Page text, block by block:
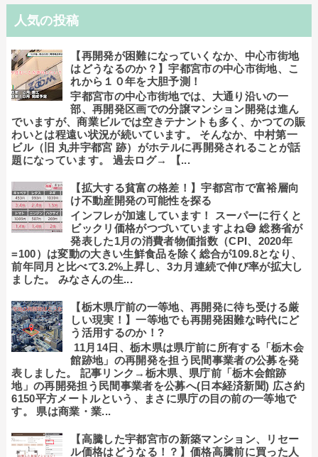
人気の投稿
【再開発が困難になっていくなか、中心市街地
はどうなるのか？】宇都宮市の中心市街地、こ
れから１０年を大胆予測！
宇都宮市の中心市街地では、大通り沿いの一
部、再開発区画での分譲マンション開発は進ん
でいますが、商業ビルでは空きテナントも多く、かつての賑
わいとは程遠い状況が続いています。 そんなか、中村第一
ビル（旧 丸井宇都宮 跡）がホテルに再開発されることが話
題になっています。 過去ログ→ 【...
【拡大する貧富の格差！】宇都宮市で富裕層向
け不動産開発の可能性を探る
インフレが加速しています！ スーパーに行くと
ビックリ価格がつづいていますよね😅 総務省が
発表した1月の消費者物価指数（CPI、2020年
=100）は変動の大きい生鮮食品を除く総合が109.8となり、
前年同月と比べて3.2%上昇し、3カ月連続で伸び率が拡大し
ました。 みなさんの生...
【栃木県庁前の一等地、再開発に待ち受ける厳
しい現実！】一等地でも再開発困難な時代にど
う活用するのか！?
11月14日、栃木県は県庁前に所有する「栃木会
館跡地」の再開発を担う民間事業者の公募を発
表しました。 記事リンク→栃木県、県庁前「栃木会館跡
地」の再開発担う民間事業者を公募へ(日本経済新聞) 広さ約
6150平方メートルという、まさに県庁の目の前の一等地で
す。 県は商業・業...
【高騰した宇都宮市の新築マンション、リセー
ル価格はどうなる！？】価格高騰前に買った人